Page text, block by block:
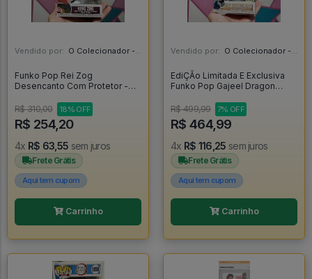
Vendido por: O Colecionador - SP
Funko Pop Rei Zog
Desencanto Com Protetor -
R$ 310,00
18% OFF
R$ 254,20
4x R$ 63,55 sem juros
Frete Grátis
Aqui tem cupom
Carrinho
Vendido por: O Colecionador - SP
EdiÇÃo Limitada E Exclusiva
Funko Pop Gajeel Dragon
R$ 499,99
7% OFF
R$ 464,99
4x R$ 116,25 sem juros
Frete Grátis
Aqui tem cupom
Carrinho